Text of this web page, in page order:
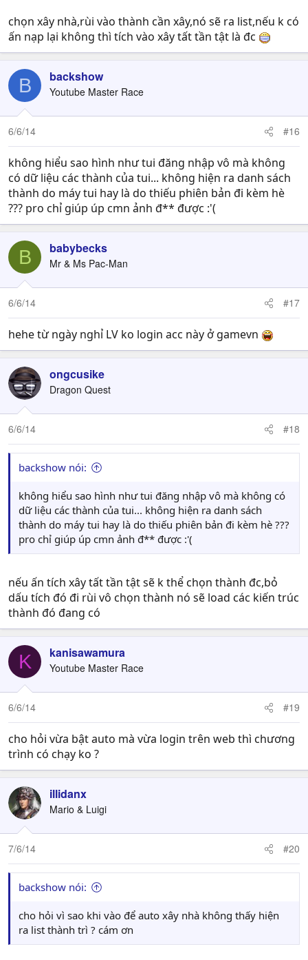
chọn xây nhà,rùi vào thành cần xây,nó sẽ ra list,nếu k có
ấn nạp lại không thì tích vào xây tất tần tật là đc
B backshow
Youtube Master Race
6/6/14 #16
không hiểu sao hình như tui đăng nhập vô mà không
có dữ liệu các thành của tui... không hiện ra danh sách
thành do máy tui hay là do thiếu phiên bản đi kèm hè
??? pro chỉ giúp úp cmn ảnh đ** được :'(
B babybecks
Mr & Ms Pac-Man
6/6/14 #17
hehe từ ngày nghỉ LV ko login acc này ở gamevn
ongcusike
Dragon Quest
6/6/14 #18
backshow nói:
không hiểu sao hình như tui đăng nhập vô mà không có
dữ liệu các thành của tui... không hiện ra danh sách
thành do máy tui hay là do thiếu phiên bản đi kèm hè ???
pro chỉ giúp úp cmn ảnh đ** được :'(
nếu ấn tích xây tất tần tật sẽ k thể chọn thành đc,bỏ
dấu tích đó đi rùi vô chọn thành nó sẽ load các kiến trúc
thành đó đang có
K kanisawamura
Youtube Master Race
6/6/14 #19
cho hỏi vừa bật auto mà vừa login trên web thì chương
trình có chạy ko ?
illidanx
Mario & Luigi
7/6/14 #20
backshow nói:
cho hỏi vì sao khi vào để auto xây nhà không thấy hiện
ra list thành trì ? cám ơn